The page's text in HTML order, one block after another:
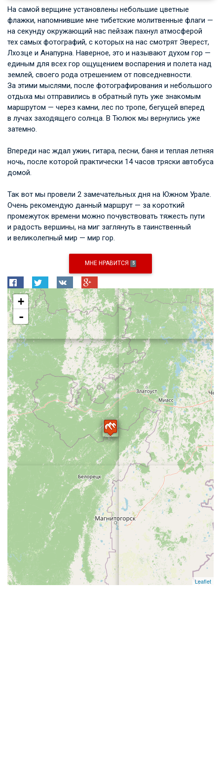
На самой верщине установлены небольшие цветные
флажки, напомнившие мне тибетские молитвенные флаги —
на секунду окружающий нас пейзаж пахнул атмосферой
тех самых фотографий, с которых на нас смотрят Эверест,
Лхозце и Анапурна. Наверное, это и называют духом гор —
единым для всех гор ощущением воспарения и полета над
землей, своего рода отрешением от повседневности.
За этими мыслями, после фотографирования и небольшого
отдыха мы отправились в обратный путь уже знакомым
маршрутом — через камни, лес по тропе, бегущей вперед
в лучах заходящего солнца. В Тюлюк мы вернулись уже
затемно.
Впереди нас ждал ужин, гитара, песни, баня и теплая летняя
ночь, после которой практически 14 часов тряски автобуса
домой.
Так вот мы провели 2 замечательных дня на Южном Урале.
Очень рекомендую данный маршрут — за короткий
промежуток времени можно почувствовать тяжесть пути
и радость вершины, на миг заглянуть в таинственный
и великолепный мир — мир гор.
МНЕ НРАВИТСЯ 5
+
-
Leaflet